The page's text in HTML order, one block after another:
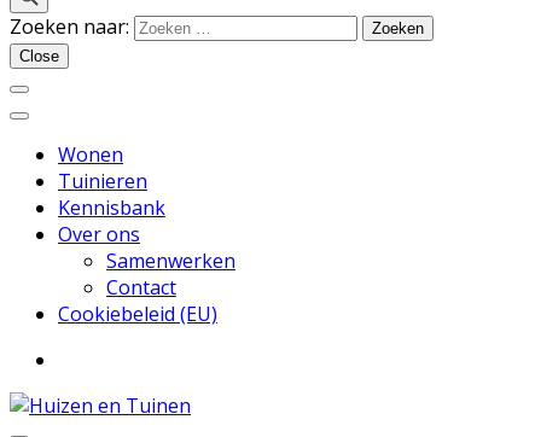
Huizen en Tuinen
Inspiratie voor wonen en tuinieren
Zoeken naar:
Close
Wonen
Tuinieren
Kennisbank
Over ons
Samenwerken
Contact
Cookiebeleid (EU)